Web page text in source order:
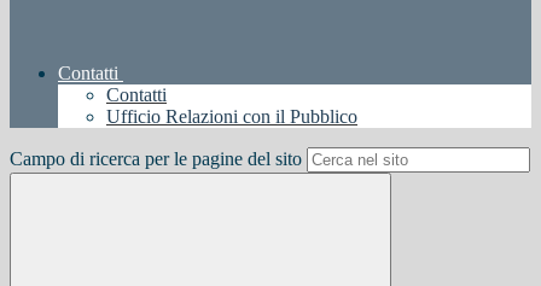
Contatti
Contatti
Ufficio Relazioni con il Pubblico
Campo di ricerca per le pagine del sito